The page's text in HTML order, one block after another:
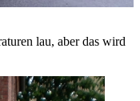
lau, aber das wird